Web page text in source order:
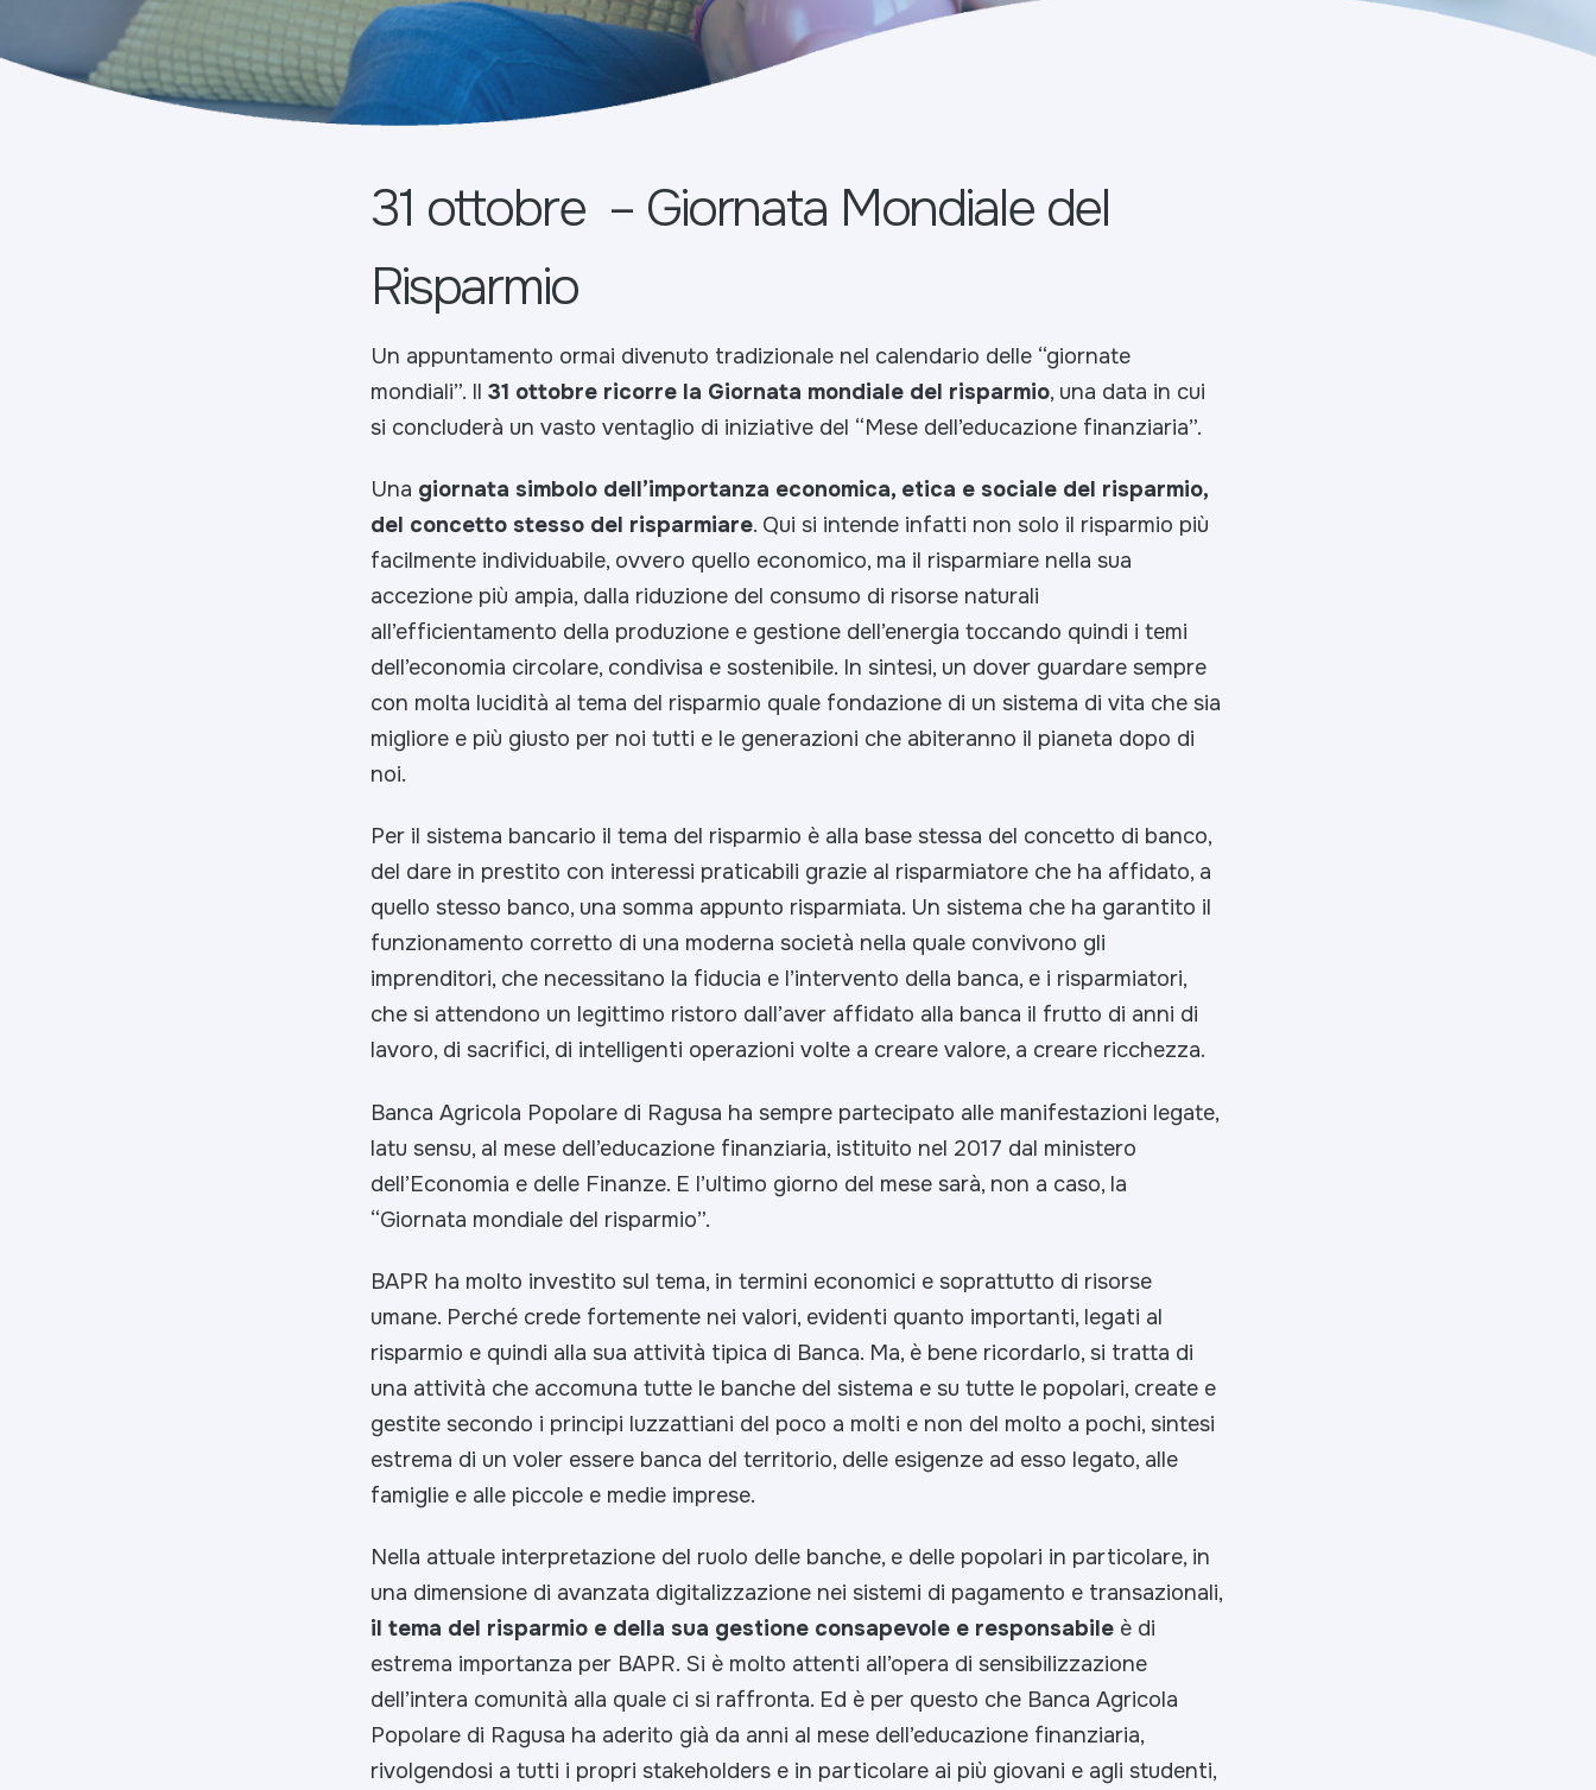
31 ottobre – Giornata Mondiale del
Risparmio
Un appuntamento ormai divenuto tradizionale nel calendario delle “giornate
mondiali”. Il 31 ottobre ricorre la Giornata mondiale del risparmio, una data in cui
si concluderà un vasto ventaglio di iniziative del “Mese dell’educazione finanziaria”.
Una giornata simbolo dell’importanza economica, etica e sociale del risparmio,
del concetto stesso del risparmiare. Qui si intende infatti non solo il risparmio più
facilmente individuabile, ovvero quello economico, ma il risparmiare nella sua
accezione più ampia, dalla riduzione del consumo di risorse naturali
all’efficientamento della produzione e gestione dell’energia toccando quindi i temi
dell’economia circolare, condivisa e sostenibile. In sintesi, un dover guardare sempre
con molta lucidità al tema del risparmio quale fondazione di un sistema di vita che sia
migliore e più giusto per noi tutti e le generazioni che abiteranno il pianeta dopo di
noi.
Per il sistema bancario il tema del risparmio è alla base stessa del concetto di banco,
del dare in prestito con interessi praticabili grazie al risparmiatore che ha affidato, a
quello stesso banco, una somma appunto risparmiata. Un sistema che ha garantito il
funzionamento corretto di una moderna società nella quale convivono gli
imprenditori, che necessitano la fiducia e l’intervento della banca, e i risparmiatori,
che si attendono un legittimo ristoro dall’aver affidato alla banca il frutto di anni di
lavoro, di sacrifici, di intelligenti operazioni volte a creare valore, a creare ricchezza.
Banca Agricola Popolare di Ragusa ha sempre partecipato alle manifestazioni legate,
latu sensu, al mese dell’educazione finanziaria, istituito nel 2017 dal ministero
dell’Economia e delle Finanze. E l’ultimo giorno del mese sarà, non a caso, la
“Giornata mondiale del risparmio”.
BAPR ha molto investito sul tema, in termini economici e soprattutto di risorse
umane. Perché crede fortemente nei valori, evidenti quanto importanti, legati al
risparmio e quindi alla sua attività tipica di Banca. Ma, è bene ricordarlo, si tratta di
una attività che accomuna tutte le banche del sistema e su tutte le popolari, create e
gestite secondo i principi luzzattiani del poco a molti e non del molto a pochi, sintesi
estrema di un voler essere banca del territorio, delle esigenze ad esso legato, alle
famiglie e alle piccole e medie imprese.
Nella attuale interpretazione del ruolo delle banche, e delle popolari in particolare, in
una dimensione di avanzata digitalizzazione nei sistemi di pagamento e transazionali,
il tema del risparmio e della sua gestione consapevole e responsabile è di
estrema importanza per BAPR. Si è molto attenti all’opera di sensibilizzazione
dell’intera comunità alla quale ci si raffronta. Ed è per questo che Banca Agricola
Popolare di Ragusa ha aderito già da anni al mese dell’educazione finanziaria,
rivolgendosi a tutti i propri stakeholders e in particolare ai più giovani e agli studenti,